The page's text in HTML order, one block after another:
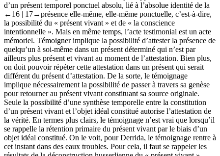
En réalité, témoigner dans ce contexte présuppose l’absolue identité
d’un présent temporel ponctuel absolu, lié à l’absolue identité de la
←16 | 17→présence elle-même, elle-même ponctuelle, c’est-à-dire,
la possibilité du « présent vivant » et de « la conscience
intentionnelle ». Mais en même temps, l’acte testimonial est un acte
mémoriel. Témoigner implique la possibilité d’attester la présence de
quelqu’un à soi-même dans un présent déterminé qui n’est par
ailleurs plus présent et vivant au moment de l’attestation. Bien plus,
on doit pouvoir répéter cette attestation dans un présent qui serait
différent du présent d’attestation. De la sorte, le témoignage
implique nécessairement la possibilité de passer à travers sa genèse
pour retourner au présent vivant constituant sa source originale.
Seule la possibilité d’une synthèse temporelle entre la constitution
d’un présent vivant et l’objet idéal constitué autorise l’attestation de
la vérité. En termes plus clairs, le témoignage n’est vrai que lorsqu’il
se rappelle la rétention primaire du présent vivant par le biais d’un
objet idéal constitué. On le voit, pour Derrida, le témoignage rentre à